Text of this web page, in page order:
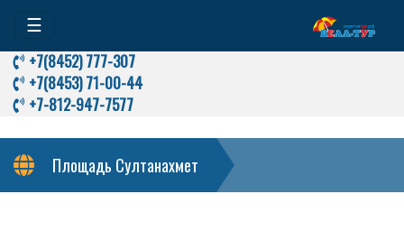
☰
+7(8452) 777-307
+7(8453) 71-00-44
+7-812-947-7577
Площадь Султанахмет